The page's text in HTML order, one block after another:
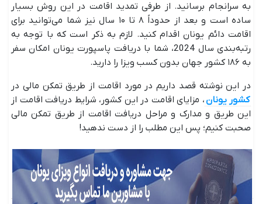
به سرانجام برسانید. از طرفی تمدید اقامت در این روش بسیار
ساده است و بعد از حدوداً ۸ تا ۱۰ سال نیز شما می‌توانید برای
اقامت دائم یونان اقدام کنید. لازم به ذکر است که با توجه به
رتبه‌بندی سال 2024، شما با دریافت پاسپورت یونان امکان سفر
به ۱۸۶ کشور جهان بدون کسب ویزا را دارید.
در این نوشته قصد داریم در مورد اقامت از طریق تمکن مالی در
کشور یونان، مزایای اقامت در این کشور، شرایط دریافت اقامت از
این طریق و مدارک و مراحل دریافت اقامت از طریق تمکن مالی
صحبت کنیم؛ پس این مطلب را از دست ندهید!